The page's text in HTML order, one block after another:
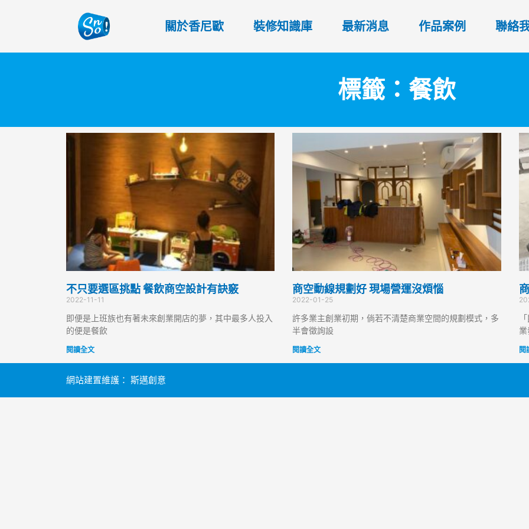
關於香尼歐 裝修知識庫 最新消息 作品案例 聯絡
標籤：餐飲
不只要選區挑點 餐飲商空設計有訣竅
2022-11-11
即便是上班族也有著未來創業開店的夢，其中最多人投入
的便是餐飲
閱讀全文
商空動線規劃好 現場營運沒煩惱
2022-01-25
許多業主創業初期，倘若不清楚商業空間的規劃模式，多
半會徵詢設
閱讀全文 閱
網站建置維護： 斯邁創意